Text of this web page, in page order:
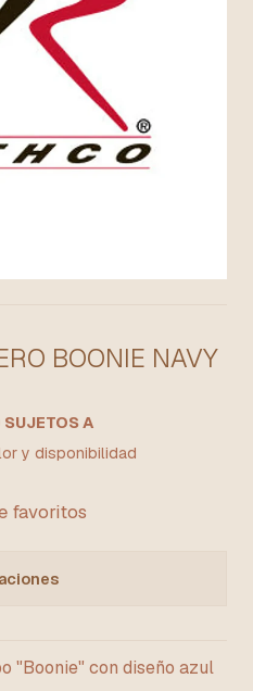
BOONIE NAVY
SUJETOS A
y disponibilidad
favoritos
"Boonie" con diseño azul